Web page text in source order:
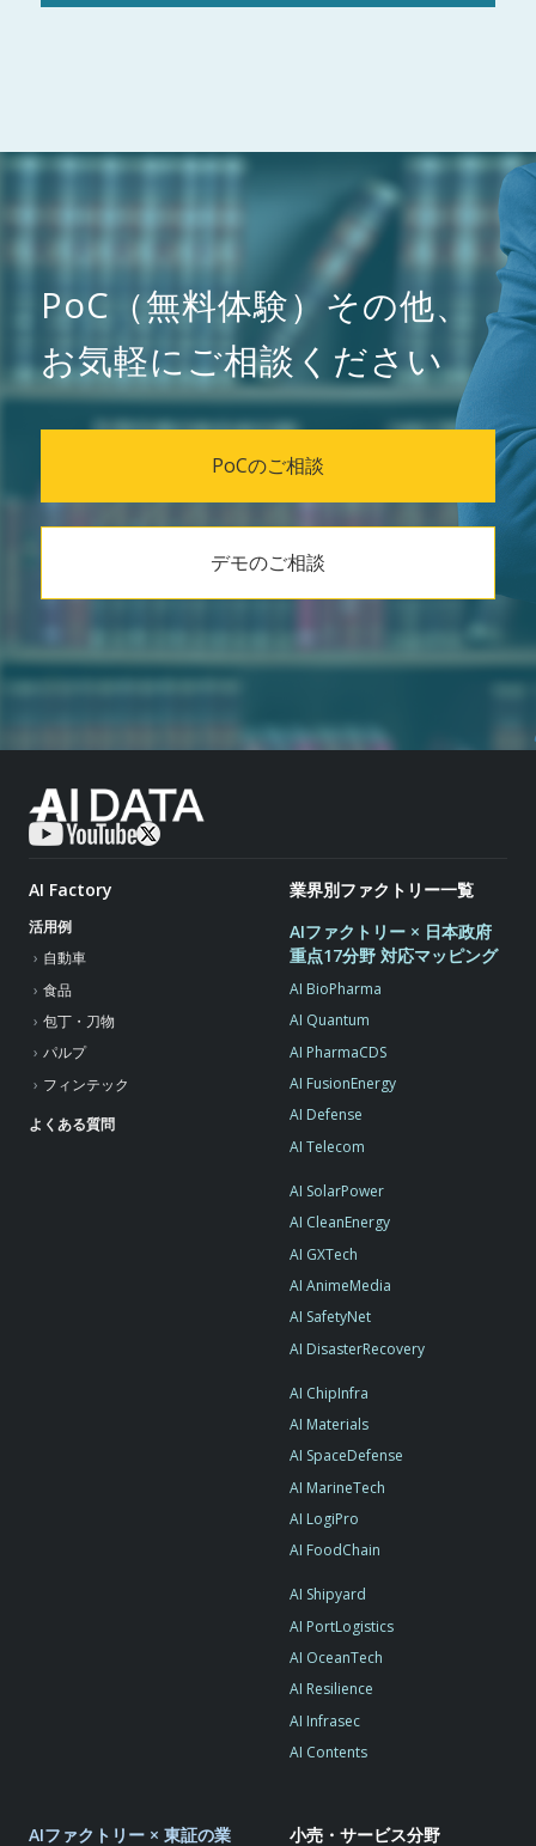
PoC（無料体験）その他、
お気軽にご相談ください
PoCのご相談
デモのご相談
AI Factory
活用例
自動車
食品
包丁・刀物
パルプ
フィンテック
よくある質問
業界別ファクトリー一覧
AIファクトリー × 日本政府
重点17分野 対応マッピング
AI BioPharma
AI Quantum
AI PharmaCDS
AI FusionEnergy
AI Defense
AI Telecom
AI SolarPower
AI CleanEnergy
AI GXTech
AI AnimeMedia
AI SafetyNet
AI DisasterRecovery
AI ChipInfra
AI Materials
AI SpaceDefense
AI MarineTech
AI LogiPro
AI FoodChain
AI Shipyard
AI PortLogistics
AI OceanTech
AI Resilience
AI Infrasec
AI Contents
AIファクトリー × 東証の業
小売・サービス分野